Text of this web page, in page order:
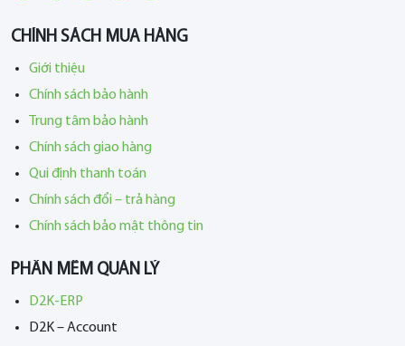
CHÍNH SÁCH MUA HÀNG
Giới thiệu
Chính sách bảo hành
Trung tâm bảo hành
Chính sách giao hàng
Qui định thanh toán
Chính sách đổi – trả hàng
Chính sách bảo mật thông tin
PHẦN MỀM QUẢN LÝ
D2K-ERP
D2K – Account